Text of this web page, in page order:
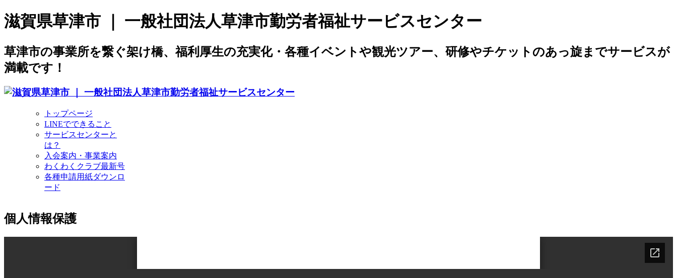
滋賀県草津市 ｜ 一般社団法人草津市勤労者福祉サービスセンター
草津市の事業所を繋ぐ架け橋、福利厚生の充実化・各種イベントや観光ツアー、研修やチケットのあっ旋までサービスが
満載です！
トップページ
LINEでできること
サービスセンターと
は？
入会案内・事業案内
わくわくクラブ最新号
各種申請用紙ダウンロ
ード
個人情報保護